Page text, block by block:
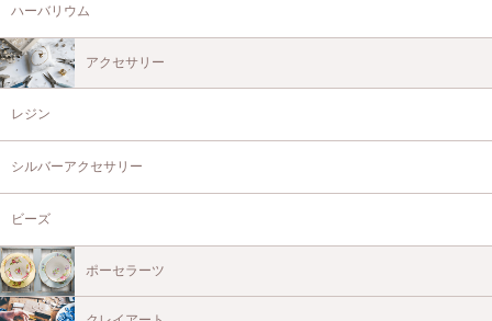
ハーバリウム
アクセサリー
レジン
シルバーアクセサリー
ビーズ
ポーセラーツ